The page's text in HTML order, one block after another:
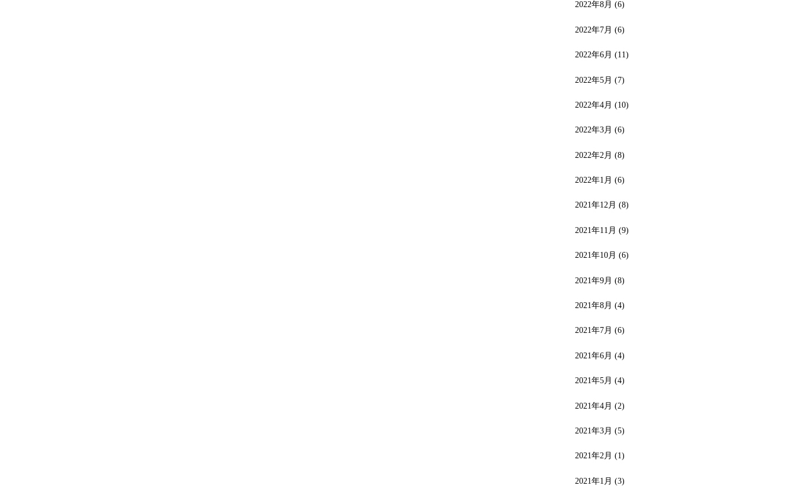
2022年8月 (6)
2022年7月 (6)
2022年6月 (11)
2022年5月 (7)
2022年4月 (10)
2022年3月 (6)
2022年2月 (8)
2022年1月 (6)
2021年12月 (8)
2021年11月 (9)
2021年10月 (6)
2021年9月 (8)
2021年8月 (4)
2021年7月 (6)
2021年6月 (4)
2021年5月 (4)
2021年4月 (2)
2021年3月 (5)
2021年2月 (1)
2021年1月 (3)